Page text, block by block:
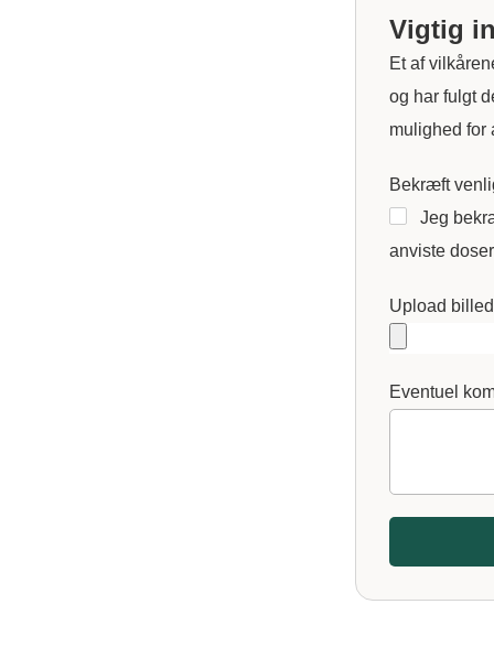
Vigtig
Et af
og har fulgt
mulighed for
Bekræft
Jeg
anviste
Upload
Eventuel